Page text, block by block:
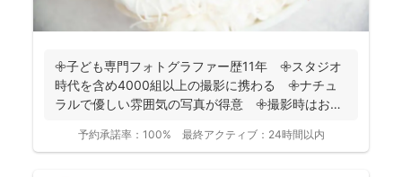
𖧷子ども専門フォトグラファー歴11年 𖧷スタジオ
時代を含め4000組以上の撮影に携わる 𖧷ナチュ
ラルで優しい雰囲気の写真が得意 𖧷撮影時はお手
予約承諾率： 100% 最終アクティブ： 24時間以内